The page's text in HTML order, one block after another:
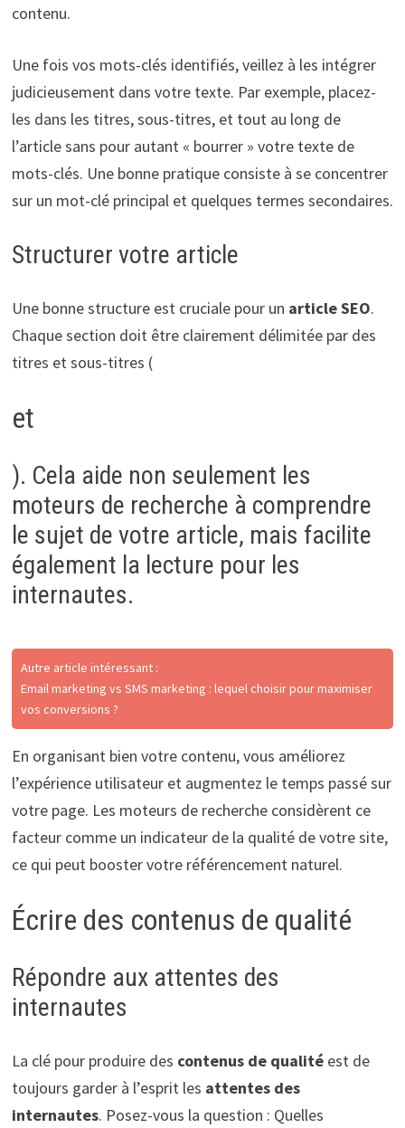
contenu.
Une fois vos mots-clés identifiés, veillez à les intégrer
judicieusement dans votre texte. Par exemple, placez-
les dans les titres, sous-titres, et tout au long de
l’article sans pour autant « bourrer » votre texte de
mots-clés. Une bonne pratique consiste à se concentrer
sur un mot-clé principal et quelques termes secondaires.
Structurer votre article
Une bonne structure est cruciale pour un article SEO.
Chaque section doit être clairement délimitée par des
titres et sous-titres (
et
). Cela aide non seulement les
moteurs de recherche à comprendre
le sujet de votre article, mais facilite
également la lecture pour les
internautes.
Autre article intéressant :
Email marketing vs SMS marketing : lequel choisir pour maximiser
vos conversions ?
En organisant bien votre contenu, vous améliorez
l’expérience utilisateur et augmentez le temps passé sur
votre page. Les moteurs de recherche considèrent ce
facteur comme un indicateur de la qualité de votre site,
ce qui peut booster votre référencement naturel.
Écrire des contenus de qualité
Répondre aux attentes des
internautes
La clé pour produire des contenus de qualitéest de
toujours garder à l’esprit les attentes des
internautes. Posez-vous la question : Quelles